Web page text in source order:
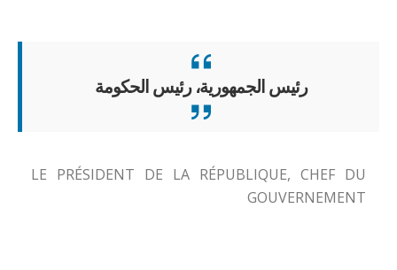
رئيس الجمهورية، رئيس الحكومة
LE PRÉSIDENT DE LA RÉPUBLIQUE, CHEF DU
GOUVERNEMENT